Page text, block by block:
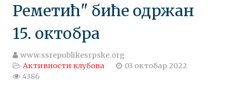
Реметић" биће одржан
15. октобра
www.ssrepublikesrpske.org
Активности клубова
03 октобар 2022
4386